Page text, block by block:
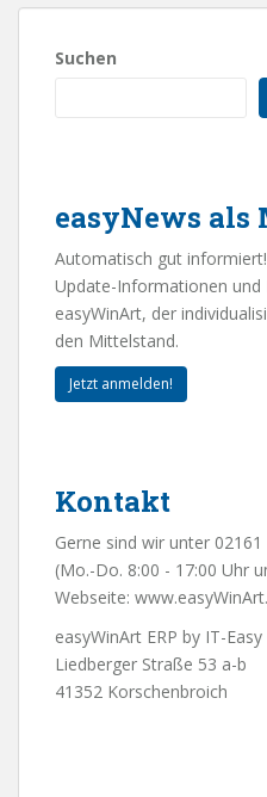
Suchen
easyNews als
Automatisch gut
Update-Informationen und
easyWinArt, der
den Mittelstand.
Jetzt anmelden!
Kontakt
Gerne sind wir unter
(Mo.-Do. 8:00 - 17:00 Uhr
Webseite:
easyWinArt ERP by IT-
Liedberger Straße 53 a-b
41352 Korschenbroich